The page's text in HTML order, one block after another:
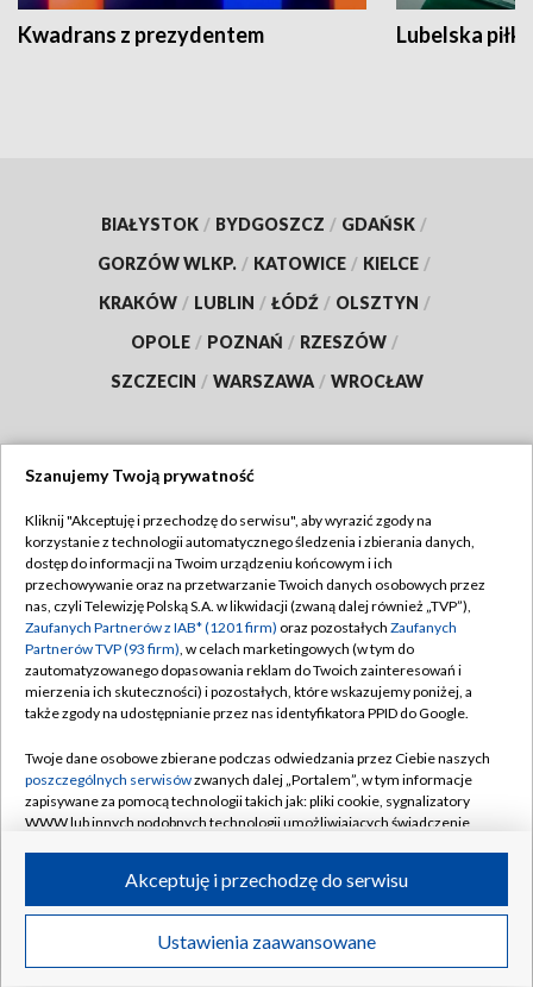
Kwadrans z prezydentem Lubelska piłka
BIAŁYSTOK / BYDGOSZCZ / GDAŃSK /
GORZÓW WLKP. / KATOWICE / KIELCE /
KRAKÓW / LUBLIN / ŁÓDŹ / OLSZTYN /
OPOLE / POZNAŃ / RZESZÓW /
SZCZECIN / WARSZAWA / WROCŁAW
TVP
Abonament TVP
Emisja w TVP
Centrum informacji TVP
Naziemna Telewizja Cyfrowa
Rada Programowa
System NOS
Informacje o nadawcy
Program dla prasy
Ogłoszenie przetargowe
Regulamin TVP
Polityka prywatności
Moje zgody
Pomoc
Kontakt
Kanały
©2026 Telewizja Polska S.A. w likwidacji
Szanujemy Twoją prywatność
Kliknij "Akceptuję i przechodzę do serwisu", aby wyrazić zgody na
korzystanie z technologii automatycznego śledzenia i zbierania danych,
dostęp do informacji na Twoim urządzeniu końcowym i ich
przechowywanie oraz na przetwarzanie Twoich danych osobowych przez
nas, czyli Telewizję Polską S.A. w likwidacji (zwaną dalej również „TVP”),
Zaufanych Partnerów z IAB* (1201 firm) oraz pozostałych Zaufanych
Partnerów TVP (93 firm), w celach marketingowych (w tym do
zautomatyzowanego dopasowania reklam do Twoich zainteresowań i
mierzenia ich skuteczności) i pozostałych, które wskazujemy poniżej, a
także zgody na udostępnianie przez nas identyfikatora PPID do Google.
Twoje dane osobowe zbierane podczas odwiedzania przez Ciebie naszych
poszczególnych serwisówzwanych dalej „Portalem”, w tym informacje
zapisywane za pomocą technologii takich jak: pliki cookie, sygnalizatory
WWW lub innych podobnych technologii umożliwiających świadczenie
ruchu w Internecie.
Twoje dane osobowe zbierane podczas odwiedzania przez Ciebie
poszczególnych serwisówna Portalu, takie jak adresy IP, identyfikatory
Ustawienia zaawansowane
Akceptuję i przechodzę do serwisu